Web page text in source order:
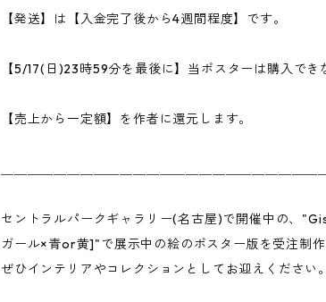
【発送】は【入金完了後から4週間程度】です。
【5/17(日)23時59分を最後に】当ポスターは購入でき
【売上から一定額】を作者に還元します。
セントラルパークギャラリー(名古屋)で開催中の、
ガール×青or黄]"で展示中の絵のポスター版を受注制
ぜひインテリアやコレクションとしてお迎えください